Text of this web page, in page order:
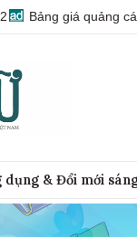
Bảng giá quảng
dụng & Đổi mới